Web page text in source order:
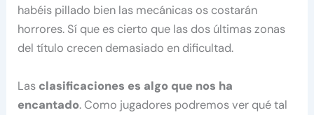
habéis pillado bien las mecánicas os costarán
horrores. Sí que es cierto que las dos últimas zonas
del título crecen demasiado en dificultad.
Las clasificaciones es algo que nos ha
encantado. Como jugadores podremos ver qué tal